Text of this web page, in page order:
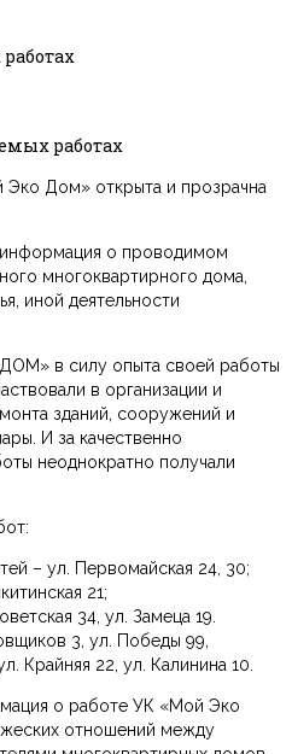
работах
Дом» открыта и прозрачна
о проводимом
многоквартирного дома,
иной деятельности
в силу опыта своей работы
в организации и
зданий, сооружений и
И за качественно
неоднократно получали
– ул. Первомайская 24, 30;
21;
34, ул. Замеца 19.
3, ул. Победы 99,
Крайняя 22, ул. Калинина 10.
о работе УК «Мой Эко
отношений между